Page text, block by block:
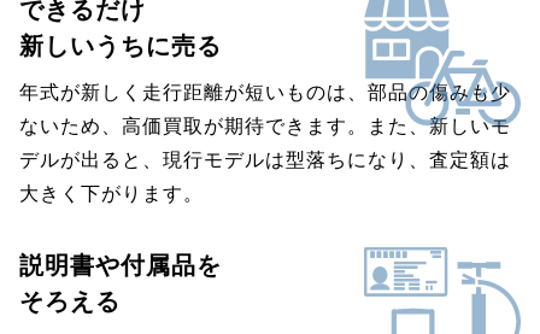
できるだけ
新しいうちに売る
年式が新しく走行距離が短いものは、部品の傷みも少
ないため、高価買取が期待できます。また、新しいモ
デルが出ると、現行モデルは型落ちになり、査定額は
大きく下がります。
説明書や付属品を
そろえる